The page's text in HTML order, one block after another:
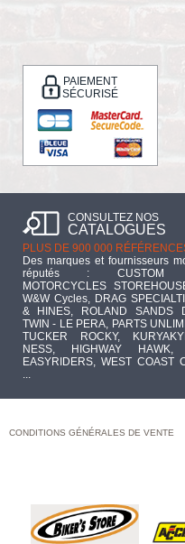
PAIEMENT
SÉCURISÉ
CONSULTEZ NOS
CATALOGUES
PLUS DE 900 000
Des marques et fournisseurs
réputés : CUSTOM
MOTORCYCLES
W&W Cycles, DRAG
& HINES, ROLAND SANDS
TWIN - LE PERA, PARTS
TUCKER ROCKY,
NESS, HIGHWAY
EASYRIDERS, WEST COAST
...
CONDITIONS GÉNÉRALES DE VENTE